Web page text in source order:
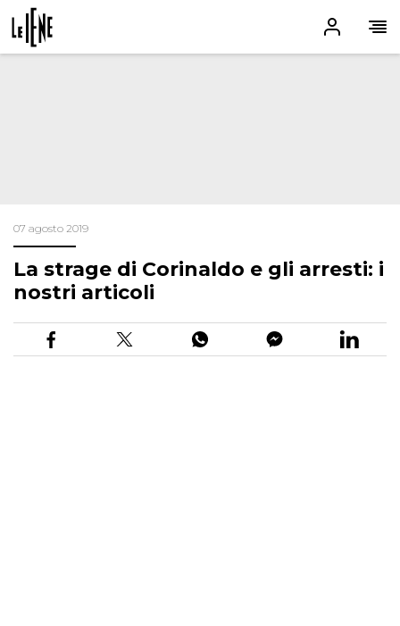
07 agosto 2019
La strage di Corinaldo e gli arresti: i
nostri articoli